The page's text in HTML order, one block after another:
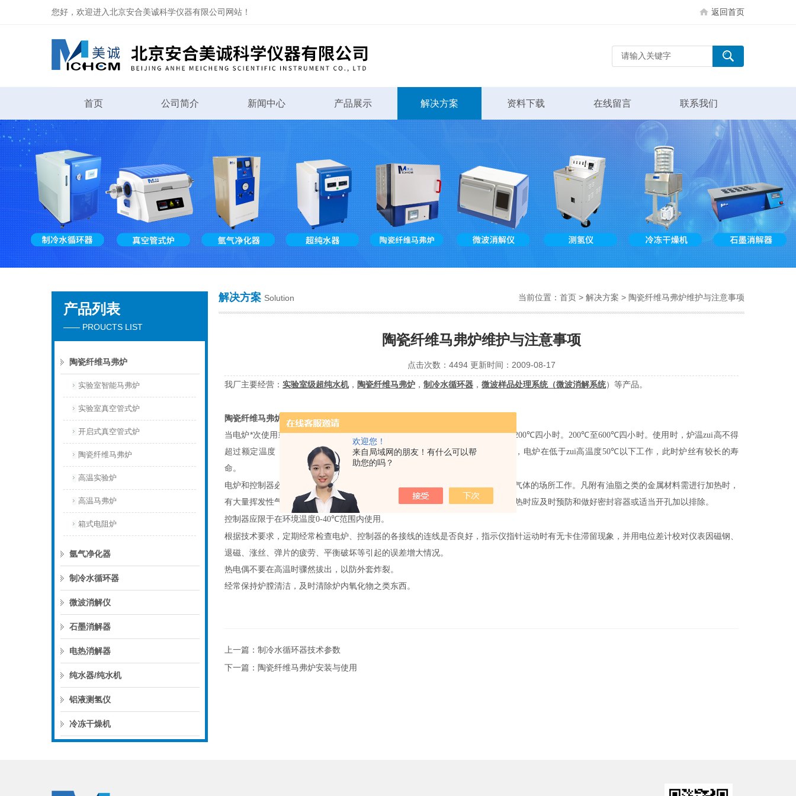
欢迎您！
来自局域网的朋友！有什么可以帮
助您的吗？
您好，欢迎进入北京安合美诚科学仪器有限公司网站！ 返回首页
首页 公司简介 新闻中心 产品展示 解决方案 资料下载 在线留言 联系我们
产品列表
—— PROUCTS LIST
陶瓷纤维马弗炉
实验室智能马弗炉
实验室真空管式炉
开启式真空管式炉
陶瓷纤维马弗炉
高温实验炉
高温马弗炉
箱式电阻炉
氩气净化器
制冷水循环器
微波消解仪
石墨消解器
电热消解器
纯水器/纯水机
铝液测氢仪
冷冻干燥机
解决方案 Solution 当前位置： 首页 > 解决方案 > 陶瓷纤维马弗炉维护与注意事项
陶瓷纤维马弗炉维护与注意事项
点击次数：4494 更新时间：2009-08-17
我厂主要经营： 实验室级超纯水机， 陶瓷纤维马弗炉 ， 制冷水循环器 ， 微波样品处理系统（微波消解系统） 等产品。
陶瓷纤维马弗炉
维护与注意事项：
当电炉*次使用或长期停用后再次使用时，必须进行烘炉。烘炉的时间应为室温200℃四小时。200℃至600℃四小时。使用时，炉温zui高不得
超过额定温度，以免烧毁电热元件。禁止向炉内灌注各种液体及易溶解的金属，电炉在低于zui高温度50℃ 以下工作，此时炉丝有较长的寿
命。
电炉和控制器必须在相对温度不超过
、没有导电尘埃、爆炸性气体或腐蚀性气体的场所工作。凡附有油脂之类的金属材料需进行加热时，
有大量挥发性气体将影响和腐蚀电热元件表面，使之销毁和缩短寿命。因此，加热时应及时预防和做好密封容器或适当开孔加以排除。
控制器应限于在环境温度0-40℃范围内使用。
根据技术要求，定期经常检查电炉、控制器的各接线的连线是否良好，指示仪指针运动时有无卡住滞留现象，并用电位差计校对仪表因磁钢、
退磁、涨丝、弹片的疲劳、平衡破坏等引起的误差增大情况。
热电偶不要在高温时骤然拔出，以防外套炸裂。
经常保持炉膛清洁，及时清除炉内氧化物之类东西。
上一篇： 制冷水循环器技术参数
下一篇： 陶瓷纤维马弗炉安装与使用